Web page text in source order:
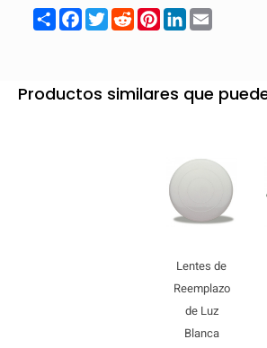
ShareFacebook
TwitterRedditPinterest
LinkedIn
Productos similares que
Lentes de
Reemplazo
de Luz
Blanca